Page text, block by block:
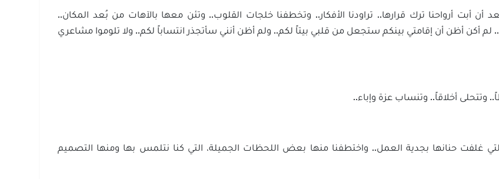
أن أبت أرواحنا ترك قرارها.. تراودنا الأفكار.. وتخطفنا خلجات القلوب.. وتئن معها بالآهات من بُعد المكان..
لم أكن أظن أن إقامتي بينكم ستجعل من قلبي بيتاً لكم.. ولم أظن أنني سأتجذر انتساباً لكم.. ولا تلوموا مشاعري
وتتحلى أخلاقاً.. وتنساب عزة وإباء..
غلفت حنانها بجدية العمل.. واختطفنا منها بعض اللحظات الجميلة، التي كنا نتلمس بها ومنها التصميم